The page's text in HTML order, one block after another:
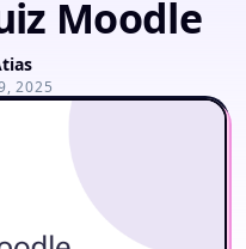
Moodle
2025